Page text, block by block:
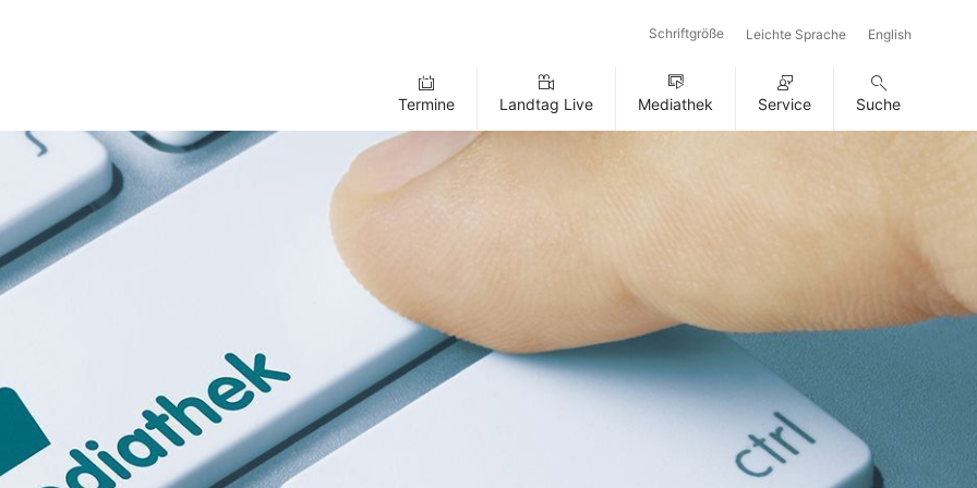
Schriftgröße Leichte Sprache English
Termine Landtag Live Mediathek Service Suche